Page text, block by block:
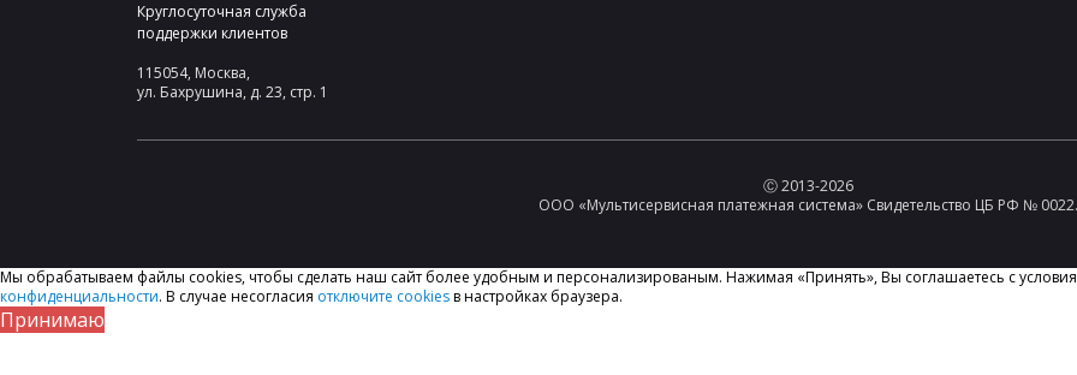
Круглосуточная служба
поддержки клиентов
115054, Москва,
ул. Бахрушина, д. 23, стр. 1
Ⓒ 2013-2026
ООО «Мультисервисная платежная система» Свидетельство ЦБ РФ № 0022.
Мы обрабатываем файлы cookies, чтобы сделать наш сайт более удобным и персонализированым. Нажимая «Принять», Вы соглашаетесь с
конфиденциальности. В случае несогласия отключите cookiesв настройках браузера.
Принимаю